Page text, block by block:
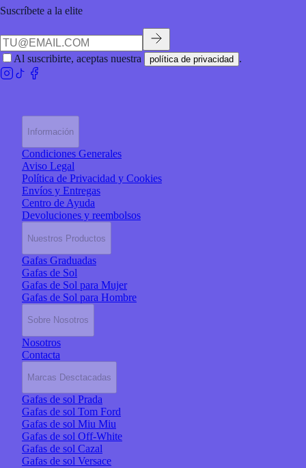
Suscríbete a la elite
Al suscribirte, aceptas nuestra política de privacidad .
Información
Condiciones Generales
Aviso Legal
Política de Privacidad y Cookies
Envíos y Entregas
Centro de Ayuda
Devoluciones y reembolsos
Nuestros Productos
Gafas Graduadas
Gafas de Sol
Gafas de Sol para Mujer
Gafas de Sol para Hombre
Sobre Nosotros
Nosotros
Contacta
Marcas Desctacadas
Gafas de sol Prada
Gafas de sol Tom Ford
Gafas de sol Miu Miu
Gafas de sol Off-White
Gafas de sol Cazal
Gafas de sol Versace